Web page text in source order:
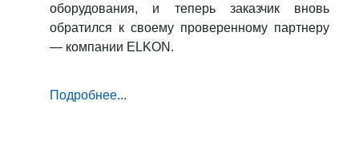
оборудования, и теперь заказчик вновь
обратился к своему проверенному партнеру
— компании ELKON.
Подробнее...